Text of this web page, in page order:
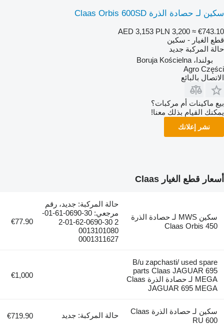
سكين لـ حصادة الذرة Claas Orbis 600SD
AED 3,153 PLN 3,200 ≈ €743.10
قطع الغيار - سكين
حالة المركبة جديد
بولندا، Boruja Kościelna
Agro Części
الاتصال بالبائع
بيع ماكينات أم مركبات؟
يمكنك القيام بذلك معنا!
نشر إعلانك
أسعار قطع الغيار Claas
سكين MWS لـ حصادة الذرة
Claas Orbis 450
حالة المركبة: جديد، رقم
مرجعي: 30-0690-61-01-
2 30-0690-62-01-2
0013101080
0001311627
€77.90
B/u zapchasti/ used spare
parts Claas JAGUAR 695
MEGA لـ حصادة الذرة Claas
JAGUAR 695 MEGA
€1,000
سكين لـ حصادة الذرة Claas
RU 600
حالة المركبة: جديد €719.90